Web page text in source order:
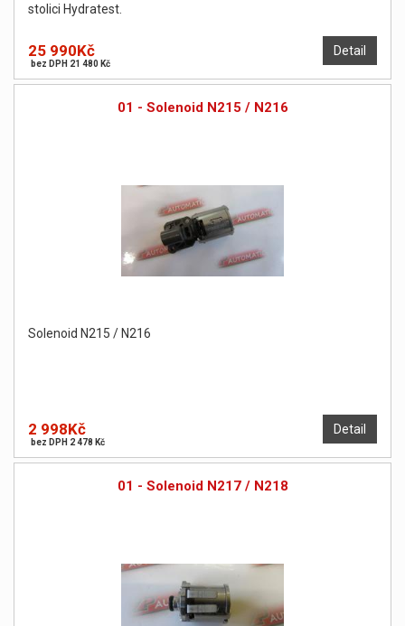
stolici Hydratest.
Detail
25 990Kč
bez DPH 21 480 Kč
01 - Solenoid N215 / N216
Solenoid N215 / N216
Detail
2 998Kč
bez DPH 2 478 Kč
01 - Solenoid N217 / N218